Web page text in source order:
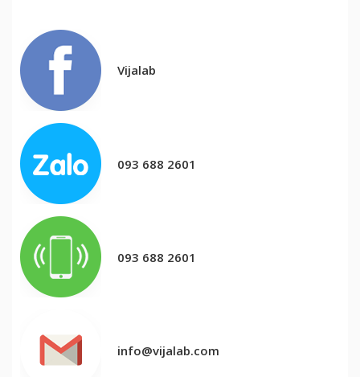
Vijalab
093 688 2601
093 688 2601
info@vijalab.com